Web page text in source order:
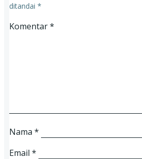
ditandai *
Komentar*
Nama *
Email *